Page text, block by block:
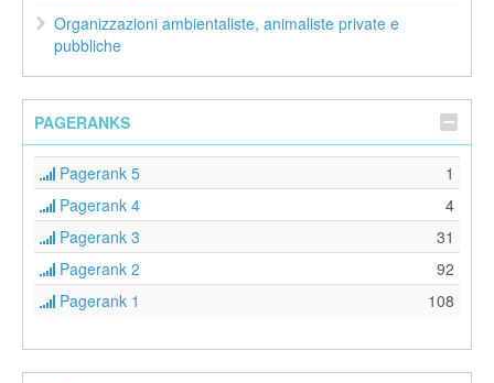
Organizzazioni ambientaliste, animaliste private e
pubbliche
PAGERANKS
Pagerank 5
1
Pagerank 4
4
Pagerank 3
31
Pagerank 2
92
Pagerank 1
108